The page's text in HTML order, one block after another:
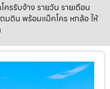
รรับจ้าง รายวัน รายเดือน
ดิน พร้อมแม็คโคร หกล้อ ให้